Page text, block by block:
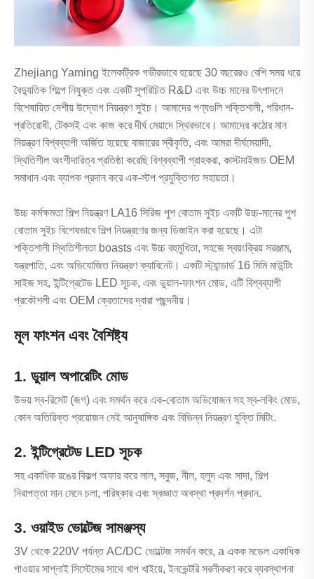
Zhejiang Yaming ইলেকট্রিক গভীরভাবে হয়েছে 30 বছরেরও বেশি সময় ধরে
বৈদ্যুতিক শিল্পে নিযুক্ত এবং একটি সুপরিচিত R&D এবং উচ্চ মানের উৎপাদনে
বিশেষায়িত দেশীয় উদ্যোগ নিয়ন্ত্রণ সুইচ। আমাদের পণ্যগুলি শক্তিশালী, পরিধান-
প্রতিরোধী, টেকসই এবং কাজ করে দীর্ঘ মেয়াদে স্থিরভাবে। আমাদের কঠোর মান
নিয়ন্ত্রণ বিশ্বব্যাপী অর্জিত হয়েছে বাজারের স্বীকৃতি, এবং আমরা দীর্ঘমেয়াদী,
স্থিতিশীল অংশীদারিত্ব প্রতিষ্ঠা করেছি বিশ্বব্যাপী গ্রাহকরা, কাস্টমাইজড OEM
সমাধান এবং ব্যাপক প্রদান করে এক-স্টপ প্রযুক্তিগত সহায়তা।
উচ্চ কর্মক্ষমতা শিল্প নিয়ন্ত্রণ LA16 সিরিজ পুশ বোতাম সুইচ একটি উচ্চ-মানের পুশ
বোতাম সুইচ বিশেষভাবে শিল্প নিয়ন্ত্রণের জন্য ডিজাইন করা হয়েছে। এটা
শক্তিশালী স্থিতিশীলতা boasts এবং উচ্চ বহুমুখিতা, সহজে স্বয়ংক্রিয় সরঞ্জাম,
যন্ত্রপাতি, এবং অভিযোজিত নিয়ন্ত্রণ ক্যাবিনেট। একটি স্ট্যান্ডার্ড 16 মিমি মাউন্টিং
সাইজ সহ, ইন্টিগ্রেটেড LED সূচক, এবং ডুয়াল-ফাংশন মোড, এটি বিশ্বব্যাপী
প্রকৌশলী এবং OEM ক্রেতাদের দ্বারা পছন্দনীয়।
মূল ফাংশন এবং বৈশিষ্ট্য
1. ডুয়াল অপারেটিং মোড
উভয় স্ব-রিসেট (জগ) এবং সমর্থন করে এক-বোতাম অভিযোজন সহ স্ব-লকিং মোড,
কোন অতিরিক্ত প্রয়োজন নেই আনুষাঙ্গিক এবং বিভিন্ন নিয়ন্ত্রণ যুক্তি মিটিং.
2. ইন্টিগ্রেটেড LED সূচক
সহ একাধিক রঙের বিকল্প অফার করে লাল, সবুজ, নীল, হলুদ এবং সাদা, শিল্প
নিরাপত্তা মান মেনে চলা, পরিষ্কার এবং স্বজ্ঞাত অবস্থা প্রদর্শন প্রদান.
3. ওয়াইড ভোল্টেজ সামঞ্জস্য
3V থেকে 220V পর্যন্ত AC/DC ভোল্টেজ সমর্থন করে, a একক মডেল একাধিক
পাওয়ার সাপ্লাই সিস্টেমের সাথে খাপ খাইয়ে, ইনভেন্টরি সরলীকরণ করে ব্যবস্থাপনা